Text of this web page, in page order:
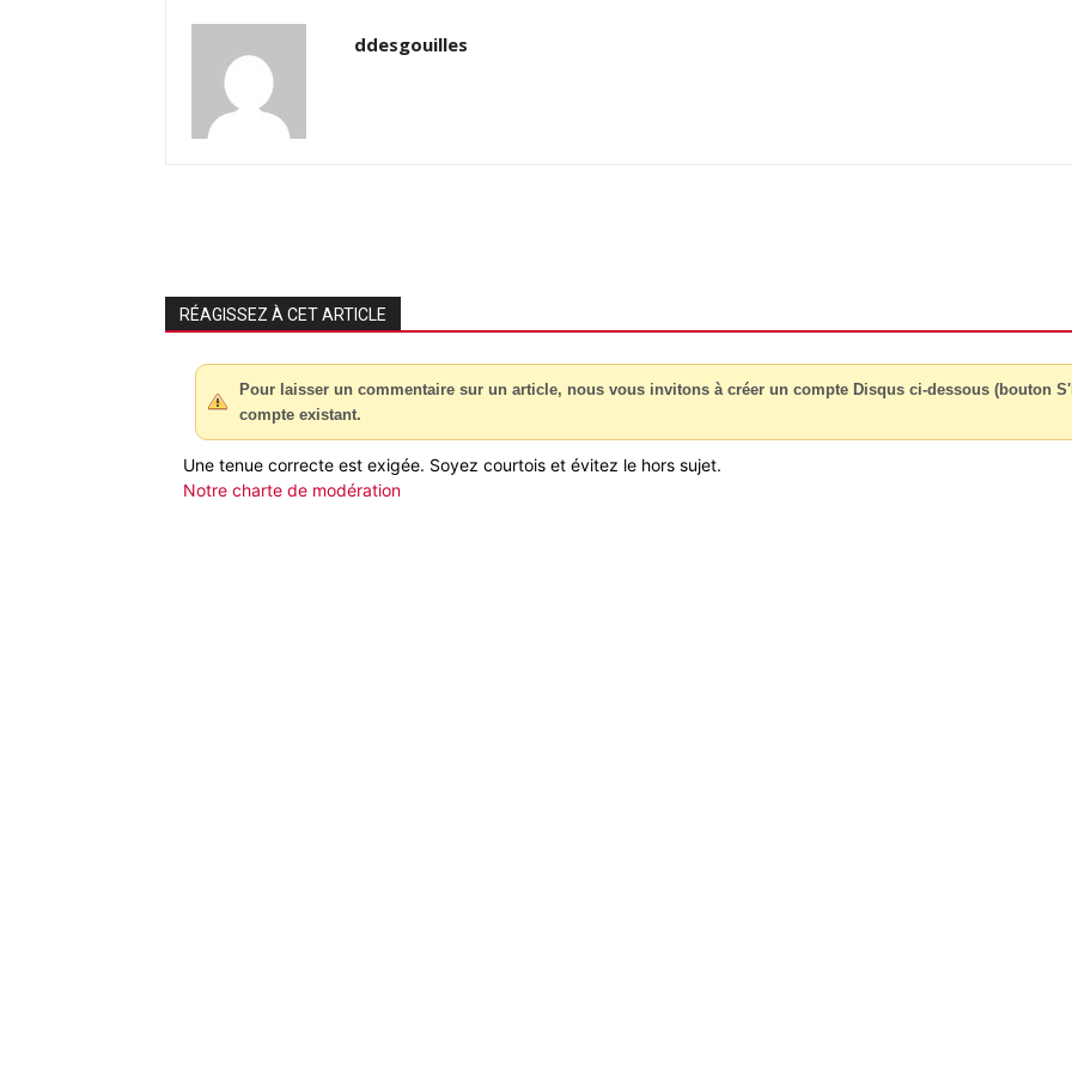
ddesgouilles
RÉAGISSEZ À CET ARTICLE
Pour laisser un commentaire sur un article, nous vous invitons à créer un compte Disqus ci-dessous (bouton
compte existant.
Une tenue correcte est exigée. Soyez courtois et évitez le hors sujet.
Notre charte de modération